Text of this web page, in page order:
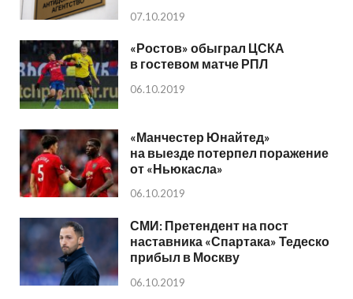
07.10.2019
«Ростов» обыграл ЦСКА
в гостевом матче РПЛ
06.10.2019
«Манчестер Юнайтед»
на выезде потерпел поражение
от «Ньюкасла»
06.10.2019
СМИ: Претендент на пост
наставника «Спартака» Тедеско
прибыл в Москву
06.10.2019